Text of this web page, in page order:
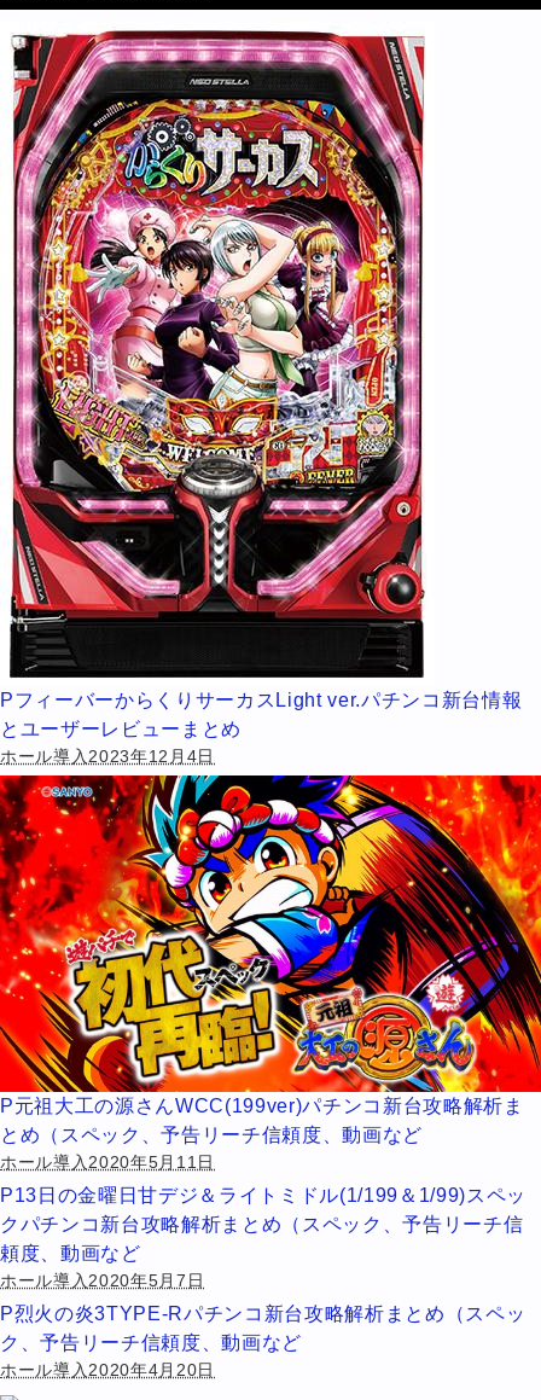
PフィーバーからくりサーカスLight ver.パチンコ新台情報
とユーザーレビューまとめ
ホール導入2023年12月4日
P元祖大工の源さんWCC(199ver)パチンコ新台攻略解析ま
とめ（スペック、予告リーチ信頼度、動画など
ホール導入2020年5月11日
P13日の金曜日甘デジ＆ライトミドル(1/199＆1/99)スペッ
クパチンコ新台攻略解析まとめ（スペック、予告リーチ信
頼度、動画など
ホール導入2020年5月7日
P烈火の炎3TYPE-Rパチンコ新台攻略解析まとめ（スペッ
ク、予告リーチ信頼度、動画など
ホール導入2020年4月20日